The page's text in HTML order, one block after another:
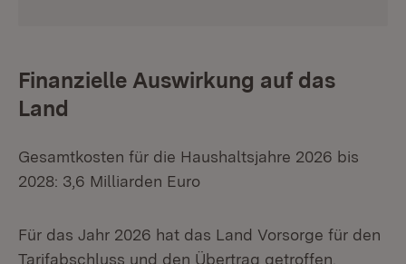
Finanzielle Auswirkung auf das
Land
Gesamtkosten für die Haushaltsjahre 2026 bis
2028: 3,6 Milliarden Euro
Für das Jahr 2026 hat das Land Vorsorge für den
Tarifabschluss und den Übertrag getroffen.